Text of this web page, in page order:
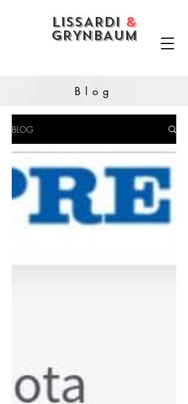
LISSARDI &
GRYNBAUM
Blog
BLOG